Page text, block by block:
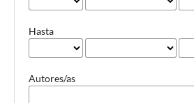
Hasta
Autores/as